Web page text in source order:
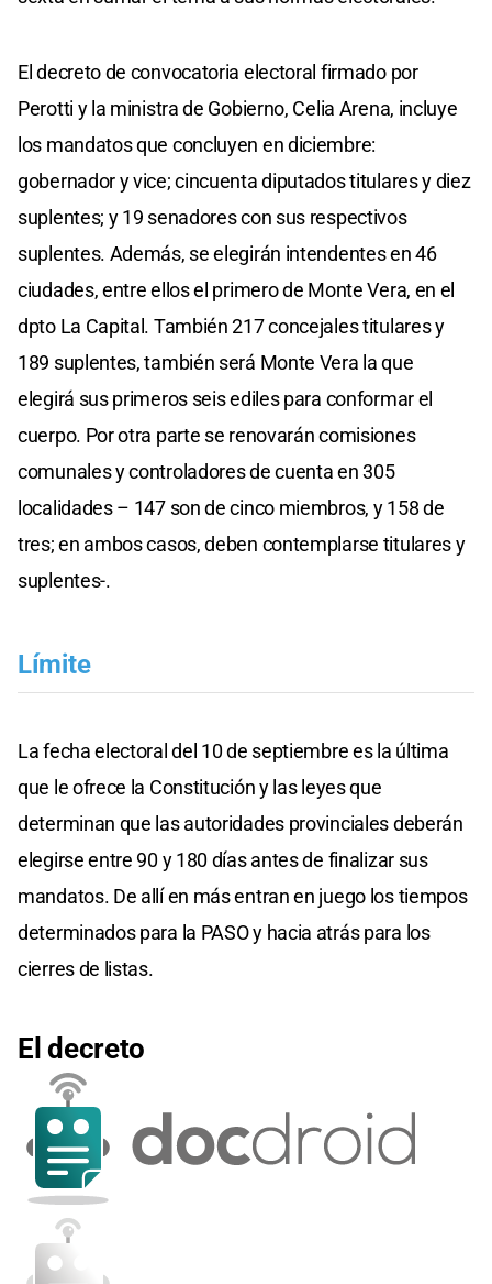
El decreto de convocatoria electoral firmado por
Perotti y la ministra de Gobierno, Celia Arena, incluye
los mandatos que concluyen en diciembre:
gobernador y vice; cincuenta diputados titulares y diez
suplentes; y 19 senadores con sus respectivos
suplentes. Además, se elegirán intendentes en 46
ciudades, entre ellos el primero de Monte Vera, en el
dpto La Capital. También 217 concejales titulares y
189 suplentes, también será Monte Vera la que
elegirá sus primeros seis ediles para conformar el
cuerpo. Por otra parte se renovarán comisiones
comunales y controladores de cuenta en 305
localidades – 147 son de cinco miembros, y 158 de
tres; en ambos casos, deben contemplarse titulares y
suplentes-.
Límite
La fecha electoral del 10 de septiembre es la última
que le ofrece la Constitución y las leyes que
determinan que las autoridades provinciales deberán
elegirse entre 90 y 180 días antes de finalizar sus
mandatos. De allí en más entran en juego los tiempos
determinados para la PASO y hacia atrás para los
cierres de listas.
El decreto